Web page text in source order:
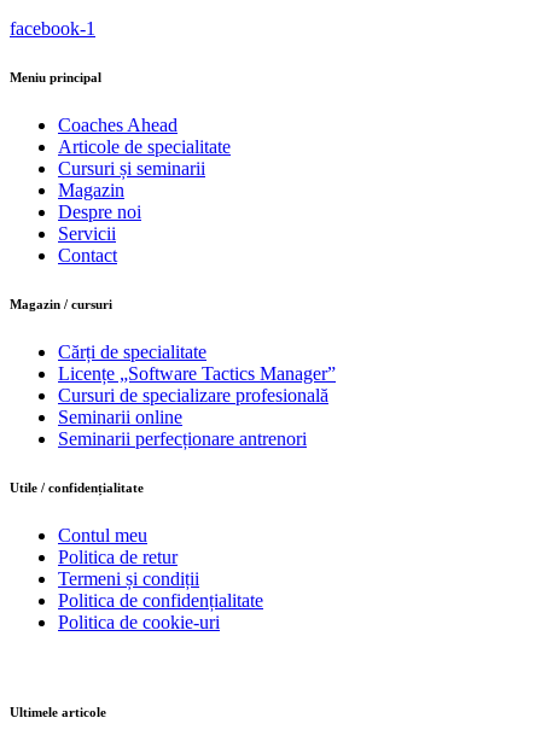
facebook-1
Meniu principal
Coaches Ahead
Articole de specialitate
Cursuri și seminarii
Magazin
Despre noi
Servicii
Contact
Magazin / cursuri
Cărți de specialitate
Licențe „Software Tactics Manager”
Cursuri de specializare profesională
Seminarii online
Seminarii perfecționare antrenori
Utile / confidențialitate
Contul meu
Politica de retur
Termeni și condiții
Politica de confidențialitate
Politica de cookie-uri
Ultimele articole